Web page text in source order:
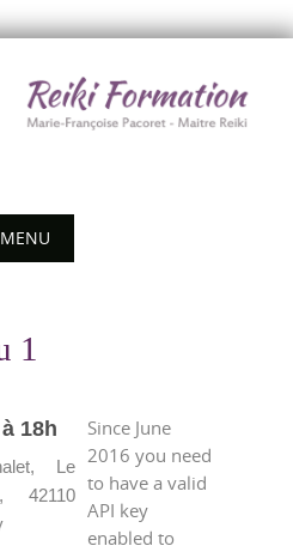
MENU
1
Since June
2016 you need
to have a valid
API key
enabled to
18h
Le
42110